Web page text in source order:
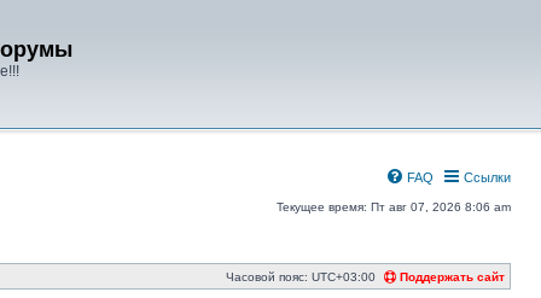
Ссылки
FAQ
Текущее время: Пт авг 07, 2026 8:06 am
Поддержать сайт
Часовой пояс: UTC+03:00